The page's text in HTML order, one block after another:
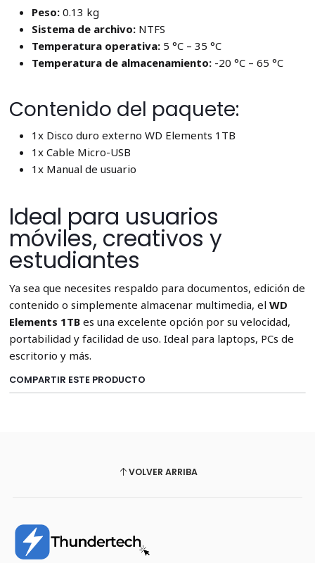
Peso:0.13 kg
Sistema de archivo:NTFS
Temperatura operativa:5 °C – 35 °C
Temperatura de almacenamiento:-20 °C – 65 °C
Contenido del paquete:
1x Disco duro externo WD Elements 1TB
1x Cable Micro-USB
1x Manual de usuario
Ideal para usuarios
móviles, creativos y
estudiantes
Ya sea que necesites respaldo para documentos, edición de
contenido o simplemente almacenar multimedia, el WD
Elements 1TBes una excelente opción por su velocidad,
portabilidad y facilidad de uso. Ideal para laptops, PCs de
escritorio y más.
COMPARTIR ESTE PRODUCTO
VOLVER ARRIBA